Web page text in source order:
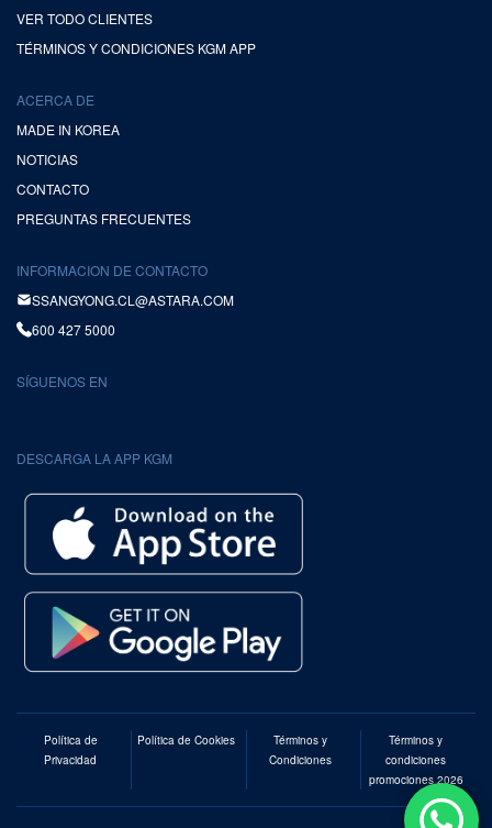
VER TODO CLIENTES
TÉRMINOS Y CONDICIONES KGM APP
ACERCA DE
MADE IN KOREA
NOTICIAS
CONTACTO
PREGUNTAS FRECUENTES
INFORMACION DE CONTACTO
SSANGYONG.CL@ASTARA.COM
600 427 5000
SÍGUENOS EN
DESCARGA LA APP KGM
Política de
Privacidad
Política de Cookies
Términos y
Condiciones
Términos y
condiciones
promociones 2026